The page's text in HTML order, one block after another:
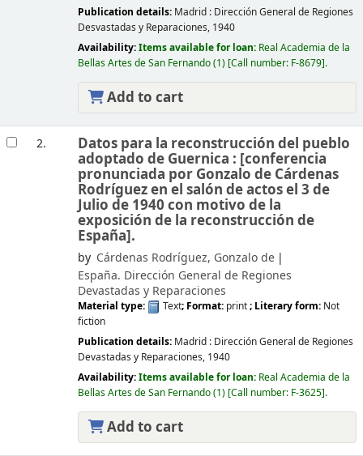
Publication details: Madrid : Dirección General de Regiones
Desvastadas y Reparaciones, 1940
Availability:Items available for loan: Real Academia de la
Bellas Artes de San Fernando(1) Call number: F-8679 .
Add to cart
2. Datos para la reconstrucción del pueblo
adoptado de Guernica : [conferencia
pronunciada por Gonzalo de Cárdenas
Rodríguez en el salón de actos el 3 de
Julio de 1940 con motivo de la
exposición de la reconstrucción de
España].
by Cárdenas Rodríguez, Gonzalo de
España. Dirección General de Regiones
Devastadas y Reparaciones
Material type: Text; Format: print; Literary form: Not
fiction
Publication details: Madrid : Dirección General de Regiones
Devastadas y Reparaciones, 1940
Availability:Items available for loan: Real Academia de la
Bellas Artes de San Fernando(1) Call number: F-3625 .
Add to cart